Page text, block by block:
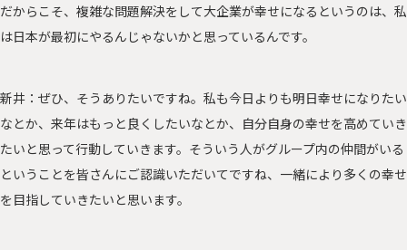
だからこそ、複雑な問題解決をして大企業が幸せになるというのは、私
は日本が最初にやるんじゃないかと思っているんです。
新井：ぜひ、そうありたいですね。私も今日よりも明日幸せになりたい
なとか、来年はもっと良くしたいなとか、自分自身の幸せを高めていき
たいと思って行動していきます。そういう人がグループ内の仲間がいる
ということを皆さんにご認識いただいてですね、一緒により多くの幸せ
を目指していきたいと思います。